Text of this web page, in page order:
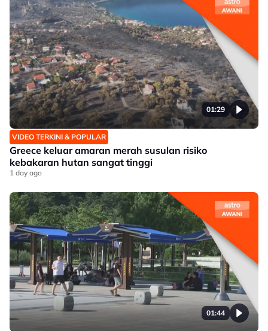
01:29
VIDEO TERKINI & POPULAR
Greece keluar amaran merah susulan risiko
kebakaran hutan sangat tinggi
1 day ago
01:44